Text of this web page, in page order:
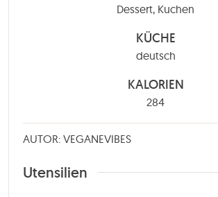
Dessert, Kuchen
KÜCHE
deutsch
KALORIEN
284
AUTOR: VEGANEVIBES
Utensilien